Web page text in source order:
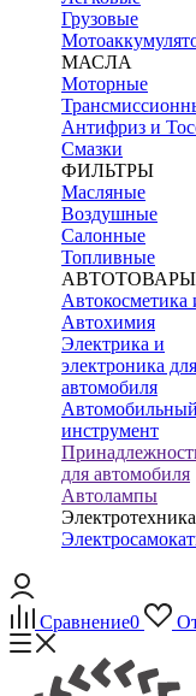
Грузовые
МАСЛА
Моторные
Антифриз и
Смазки
ФИЛЬТРЫ
Масляные
Воздушные
Салонные
Топливные
АВТОТОВАРЫ
Автокосметика
Автохимия
Электрика и
электроника для
автомобиля
Автомобильный
инструмент
для автомобиля
Автолампы
Электротехника
Сравнение0